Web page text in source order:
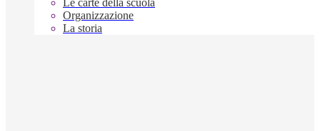
Le carte della scuola
Organizzazione
La storia